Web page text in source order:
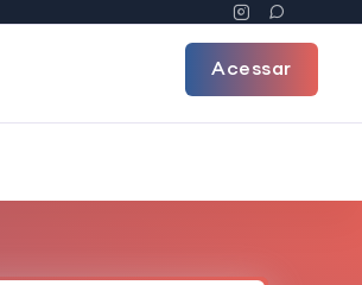
Acessar